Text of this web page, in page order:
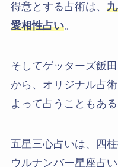
得意とする占術は、
愛相性占い。
そしてゲッターズ飯
から、オリジナル占
よって占うこともある
五星三心占いは、四
ウルナンバー星座占